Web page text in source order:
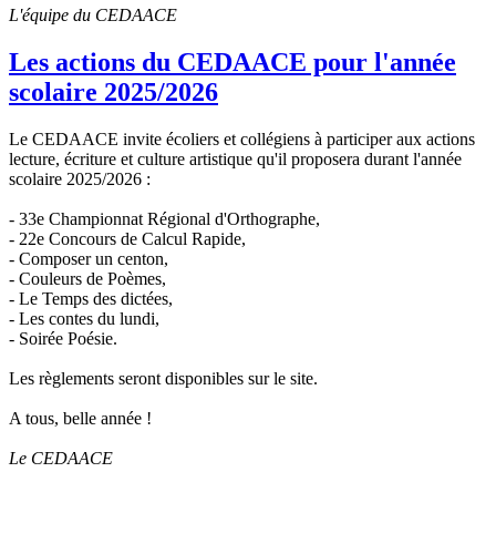
L'équipe du CEDAACE
Les actions du CEDAACE pour l'année
scolaire 2025/2026
Le CEDAACE invite écoliers et collégiens à participer aux actions
lecture, écriture et culture artistique qu'il proposera durant l'année
scolaire 2025/2026 :
- 33e Championnat Régional d'Orthographe,
- 22e Concours de Calcul Rapide,
- Composer un centon,
- Couleurs de Poèmes,
- Le Temps des dictées,
- Les contes du lundi,
- Soirée Poésie.
Les règlements seront disponibles sur le site.
A tous, belle année !
Le CEDAACE